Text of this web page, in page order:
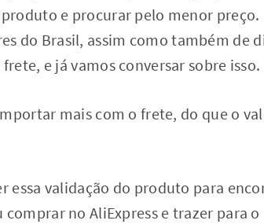
e procurar pelo menor
do Brasil, assim como também de
e já vamos conversar sobre isso.
mais com o frete, do que o
essa validação do produto para
no AliExpress e trazer para